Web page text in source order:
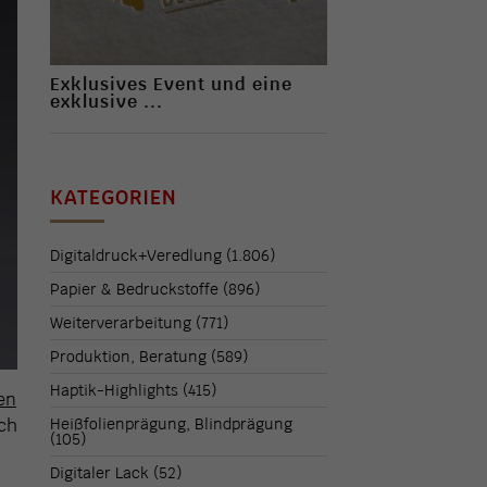
Exklusives Event und eine
exklusive ...
KATEGORIEN
Digitaldruck+Veredlung (1.806)
Papier & Bedruckstoffe (896)
Weiterverarbeitung (771)
Produktion, Beratung (589)
Haptik-Highlights (415)
Heißfolienprägung, Blindprägung
(105)
Digitaler Lack (52)